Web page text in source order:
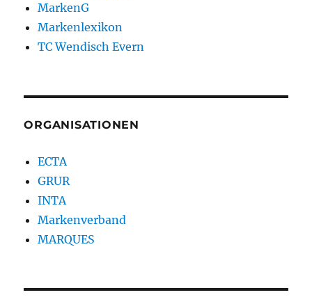
MarkenG
Markenlexikon
TC Wendisch Evern
ORGANISATIONEN
ECTA
GRUR
INTA
Markenverband
MARQUES